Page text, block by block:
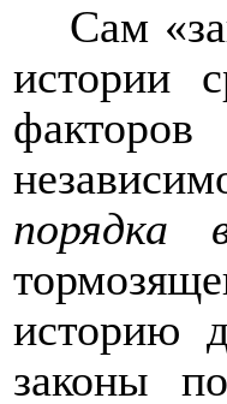
Сам
истории
порядка
историю
законы